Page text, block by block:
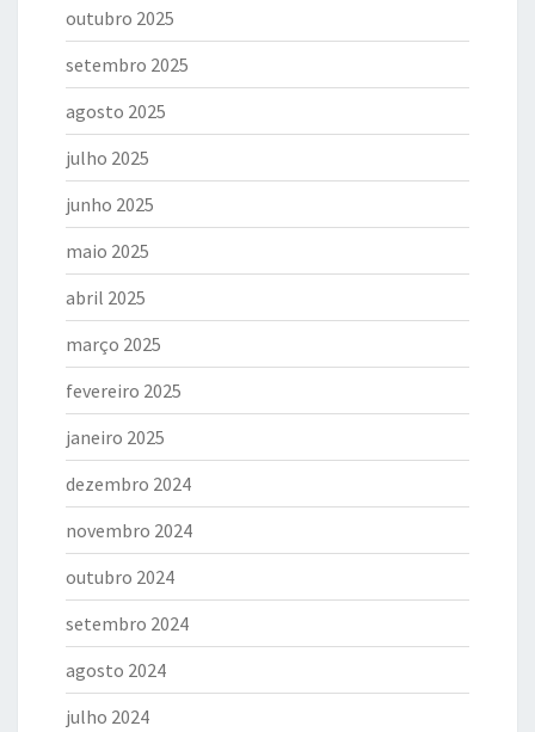
outubro 2025
setembro 2025
agosto 2025
julho 2025
junho 2025
maio 2025
abril 2025
março 2025
fevereiro 2025
janeiro 2025
dezembro 2024
novembro 2024
outubro 2024
setembro 2024
agosto 2024
julho 2024